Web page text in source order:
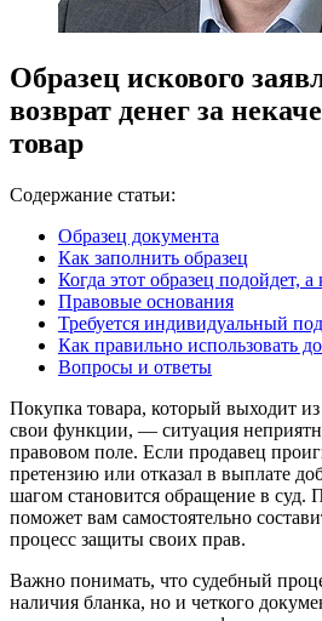
Образец искового
возврат денег за
товар
Содержание статьи:
Образец документа
Как заполнить образец
Когда этот образец подойдет, а
Правовые основания
Требуется индивидуальный
Как правильно использовать
Вопросы и ответы
Покупка товара, который выходит
свои функции, — ситуация
правовом поле. Если продавец
претензию или отказал в выплате
шагом становится обращение в суд.
поможет вам самостоятельно
процесс защиты своих прав.
Важно понимать, что судебный
наличия бланка, но и четкого